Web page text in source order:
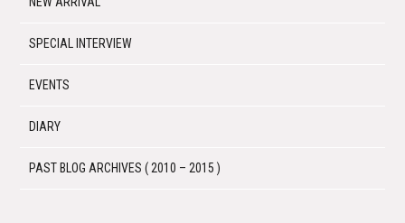
SPECIAL INTERVIEW
EVENTS
DIARY
PAST BLOG ARCHIVES ( 2010 – 2015 )